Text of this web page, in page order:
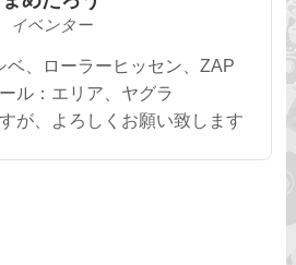
イベンター
ベ、ローラーヒッセン、ZAP
ル：エリア、ヤグラ
が、よろしくお願い致します